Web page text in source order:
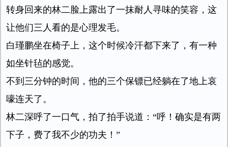
转身回来的林二脸上露出了一抹耐人寻味的笑容，这
让他们三人看的是心理发毛。
白瑾鹏坐在椅子上，这个时候冷汗都下来了，有一种
如坐针毡的感觉。
不到三分钟的时间，他的三个保镖已经躺在了地上哀
嚎连天了。
林二深呼了一口气，拍了拍手说道：“呼！确实是有两
下子，费了我不少的功夫！”